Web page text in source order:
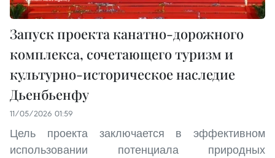
Запуск проекта канатно-дорожного
комплекса, сочетающего туризм и
культурно-историческое наследие
Дьенбьенфу
11/05/2026 01:59
Цель проекта заключается в эффективном
использовании потенциала природных